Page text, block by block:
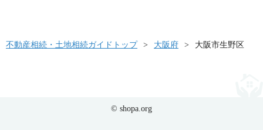
和歌山県
山口県
高知県
長崎県
不動産相続・土地相続ガイドトップ 大阪府 大阪市生野区
© shopa.org